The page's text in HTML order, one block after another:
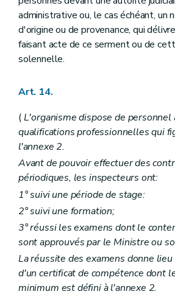
administrative ou, le cas échéant, un
d'origine ou de provenance, qui
faisant acte de ce serment ou de
solennelle.
Art. 14.
(L'organisme dispose de personnel
qualifications professionnelles qui
l'annexe 2.
Avant de pouvoir effectuer des
périodiques, les inspecteurs ont:
1° suivi une période de stage:
2° suivi une formation;
3° réussi les examens dont le
sont approuvés par le Ministre ou
La réussite des examens donne lieu
d'un certificat de compétence dont
minimum est défini à l'annexe 2.